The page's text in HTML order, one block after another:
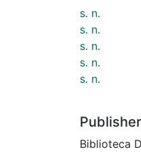
s. n.
s. n.
s. n.
s. n.
s. n.
Publisher
Biblioteca